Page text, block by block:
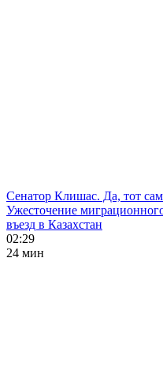
Сенатор Клишас. Да, тот
Ужесточение
въезд в Казахстан
02:29
24 мин